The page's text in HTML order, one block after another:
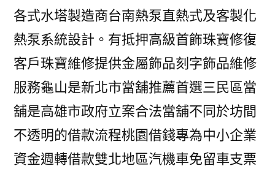
各式水塔製造商台南熱泵直熱式及客製化
熱泵系統設計。有抵押高級首飾珠寶修復
客戶珠寶維修提供金屬飾品刻字飾品維修
服務龜山是新北市當舖推薦首選三民區當
舖是高雄市政府立案合法當舖不同於坊間
不透明的借款流程桃園借錢專為中小企業
資金週轉借款雙北地區汽機車免留車支票